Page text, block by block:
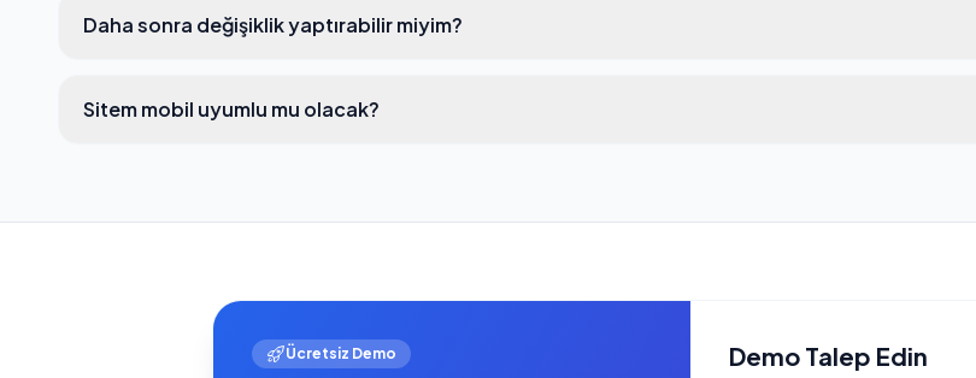
Daha sonra değişiklik yaptırabilir miyim?
Sitem mobil uyumlu mu olacak?
Ücretsiz Demo Demo Talep Edin